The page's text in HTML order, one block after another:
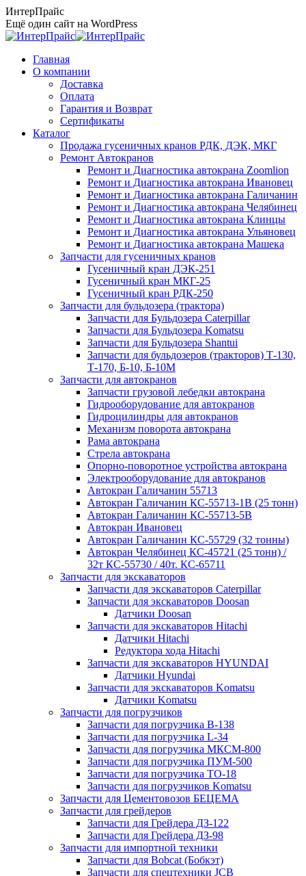
Перейти
к
содержанию
ИнтерПрайс
Ещё один сайт на WordPress
Главная
О компании
Доставка
Оплата
Гарантия и Возврат
Сертификаты
Каталог
Продажа гусеничных кранов РДК, ДЭК, МКГ
Ремонт Автокранов
Ремонт и Диагностика автокрана Zoomlion
Ремонт и Диагностика автокрана Ивановец
Ремонт и Диагностика автокрана Галичанин
Ремонт и Диагностика автокрана Челябинец
Ремонт и Диагностика автокрана Клинцы
Ремонт и Диагностика автокрана Ульяновец
Ремонт и Диагностика автокрана Машека
Запчасти для гусеничных кранов
Гусеничный кран ДЭК-251
Гусеничный кран МКГ-25
Гусеничный кран РДК-250
Запчасти для бульдозера (трактора)
Запчасти для Бульдозера Caterpillar
Запчасти для Бульдозера Komatsu
Запчасти для Бульдозера Shantui
Запчасти для бульдозеров (тракторов) Т-130,
Т-170, Б-10, Б-10М
Запчасти для автокранов
Запчасти грузовой лебедки автокрана
Гидрооборудование для автокранов
Гидроцилиндры для автокранов
Механизм поворота автокрана
Рама автокрана
Стрела автокрана
Опорно-поворотное устройства автокрана
Электрооборудование для автокранов
Автокран Галичанин 55713
Автокран Галичанин КС-55713-1В (25 тонн)
Автокран Галичанин КС-55713-5В
Автокран Ивановец
Автокран Галичанин КС-55729 (32 тонны)
Автокран Челябинец КС-45721 (25 тонн) /
32т КС-55730 / 40т. КС-65711
Запчасти для экскаваторов
Запчасти для экскаваторов Caterpillar
Запчасти для экскаваторов Doosan
Датчики Doosan
Запчасти для экскаваторов Hitachi
Датчики Hitachi
Редуктора хода Hitachi
Запчасти для экскаваторов HYUNDAI
Датчики Hyundai
Запчасти для экскаваторов Komatsu
Датчики Komatsu
Запчасти для погрузчиков
Запчасти для погрузчика B-138
Запчасти для погрузчика L-34
Запчасти для погрузчика МКСМ-800
Запчасти для погрузчика ПУМ-500
Запчасти для погрузчика ТО-18
Запчасти для погрузчиков Komatsu
Запчасти для Цементовозов БЕЦЕМА
Запчасти для грейдеров
Запчасти для Грейдера ДЗ-122
Запчасти для Грейдера ДЗ-98
Запчасти для импортной техники
Запчасти для Bobcat (Бобкэт)
Запчасти для спецтехники JCB